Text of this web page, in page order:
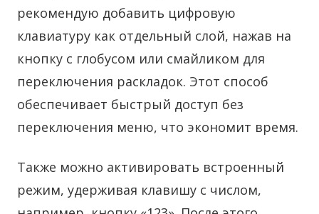
рекомендую добавить цифровую
клавиатуру как отдельный слой, нажав на
кнопку с глобусом или смайликом для
переключения раскладок. Этот способ
обеспечивает быстрый доступ без
переключения меню, что экономит время.
Также можно активировать встроенный
режим, удерживая клавишу с числом,